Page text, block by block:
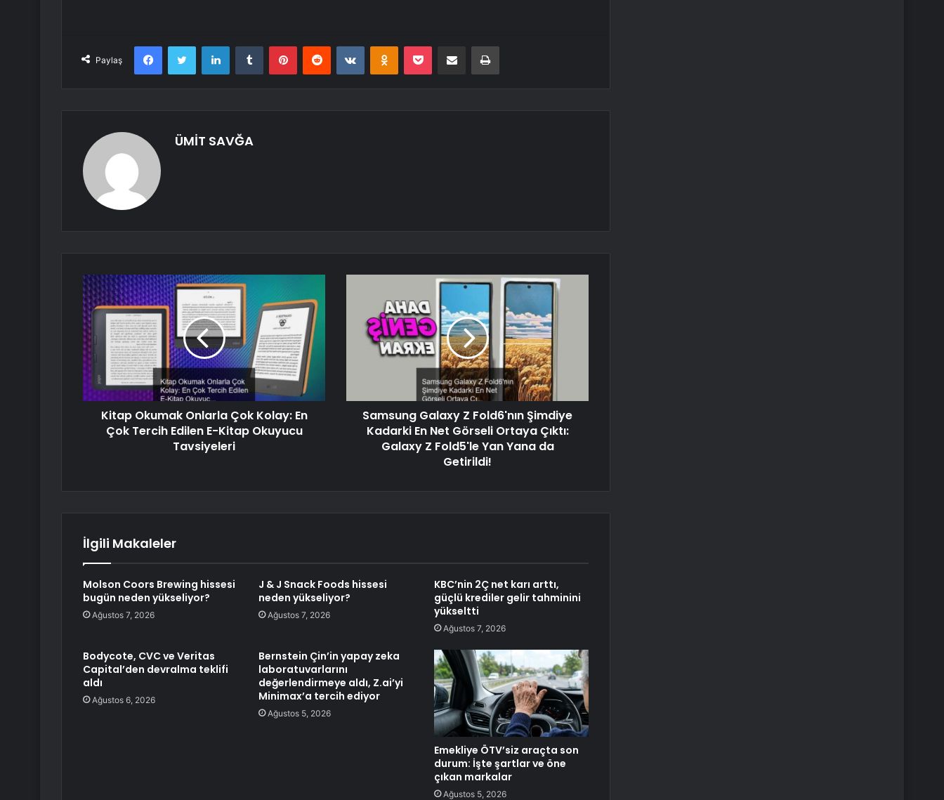
Paylaş
FacebookTwitter LinkedInTumblr PinterestReddit VKontakteOdnoklassniki
Pocket E-Posta ile paylaş Yazdır
ÜMİT SAVĞA
Kitap Okumak Onlarla Çok Kolay: En
Çok Tercih Edilen E-Kitap Okuyucu
Tavsiyeleri
Samsung Galaxy Z Fold6'nın Şimdiye
Kadarki En Net Görseli Ortaya Çıktı:
Galaxy Z Fold5'le Yan Yana da
Getirildi!
İlgili Makaleler
Molson Coors Brewing hissesi
bugün neden yükseliyor?
Ağustos 7, 2026
J & J Snack Foods hissesi
neden yükseliyor?
Ağustos 7, 2026
KBC’nin 2Ç net karı arttı,
güçlü krediler gelir tahminini
yükseltti
Ağustos 7, 2026
Bodycote, CVC ve Veritas
Capital’den devralma teklifi
aldı
Ağustos 6, 2026
Bernstein Çin’in yapay zeka
laboratuvarlarını
değerlendirmeye aldı, Z.ai’yi
Minimax’a tercih ediyor
Ağustos 5, 2026
Emekliye ÖTV’siz araçta son
durum: İşte şartlar ve öne
çıkan markalar
Ağustos 5, 2026